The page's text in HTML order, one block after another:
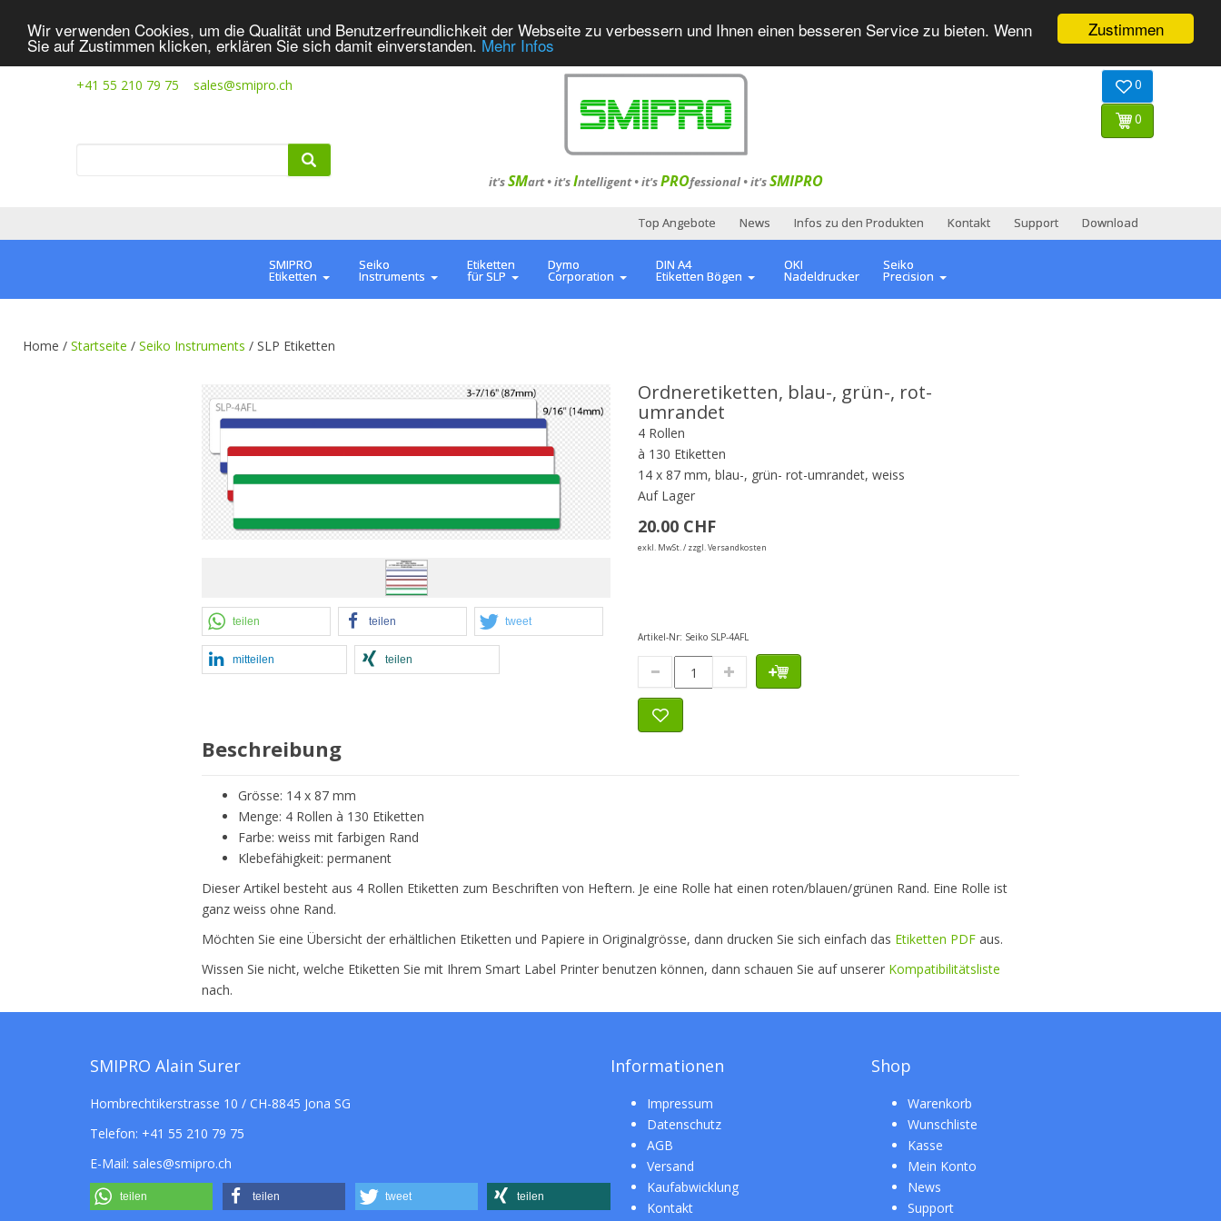
Zustimmen
Wir verwenden Cookies, um die Qualität und Benutzerfreundlichkeit der Webseite zu verbessern und Ihnen einen besseren Service zu bieten. Wenn
Sie auf Zustimmen klicken, erklären Sie sich damit einverstanden. Mehr Infos
+41 55 210 79 75 sales@smipro.ch
it'sSMart •it'sIntelligent•it'sPROfessional•it'sSMIPRO
0
0
Top Angebote News Infos zu den Produkten Kontakt Support Download
SMIPRO
Etiketten
Seiko
Instruments
Etiketten
für SLP
Dymo
Corporation
DIN A4
Etiketten Bögen
OKI
Nadeldrucker
Seiko
Precision
Home / Startseite / Seiko Instruments / SLP Etiketten
teilen teilen tweet
mitteilen teilen
Ordneretiketten, blau-, grün-, rot-
umrandet
4 Rollen
à 130 Etiketten
14 x 87 mm, blau-, grün- rot-umrandet, weiss
Auf Lager
20.00 CHF
exkl. MwSt. / zzgl. Versandkosten
Artikel-Nr: Seiko SLP-4AFL
Beschreibung
Grösse: 14 x 87 mm
Menge: 4 Rollen à 130 Etiketten
Farbe: weiss mit farbigen Rand
Klebefähigkeit: permanent
Dieser Artikel besteht aus 4 Rollen Etiketten zum Beschriften von Heftern. Je eine Rolle hat einen roten/blauen/grünen Rand. Eine Rolle ist
ganz weiss ohne Rand.
Möchten Sie eine Übersicht der erhältlichen Etiketten und Papiere in Originalgrösse, dann drucken Sie sich einfach das Etiketten PDF aus.
Wissen Sie nicht, welche Etiketten Sie mit Ihrem Smart Label Printer benutzen können, dann schauen Sie auf unserer Kompatibilitätsliste
nach.
SMIPRO Alain Surer
Hombrechtikerstrasse 10 / CH-8845 Jona SG
Telefon: +41 55 210 79 75
E-Mail: sales@smipro.ch
teilen teilen tweet teilen
Informationen
Impressum
Datenschutz
AGB
Versand
Kaufabwicklung
Kontakt
Shop
Warenkorb
Wunschliste
Kasse
Mein Konto
News
Support